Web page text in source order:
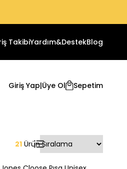
TakibiYardım&DestekBlog
Giriş Yap|Üye Ol Sepetim
21 Ürün